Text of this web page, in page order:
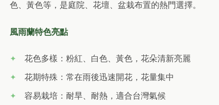
色、黃色等，是庭院、花壇、盆栽布置的熱門選擇。
風雨蘭特色亮點
花色多樣：粉紅、白色、黃色，花朵清新亮麗
花期特殊：常在雨後迅速開花，花量集中
容易栽培：耐旱、耐熱，適合台灣氣候